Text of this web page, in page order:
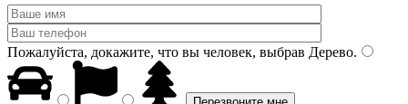
Пожалуйста, докажите, что вы человек, выбрав Дерево.